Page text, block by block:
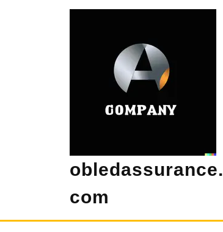
obledassurance.
com